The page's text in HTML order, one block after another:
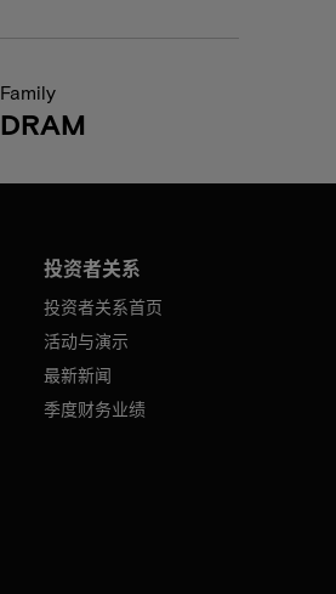
Family
DRAM
投资者关系
投资者关系首页
活动与演示
最新新闻
季度财务业绩